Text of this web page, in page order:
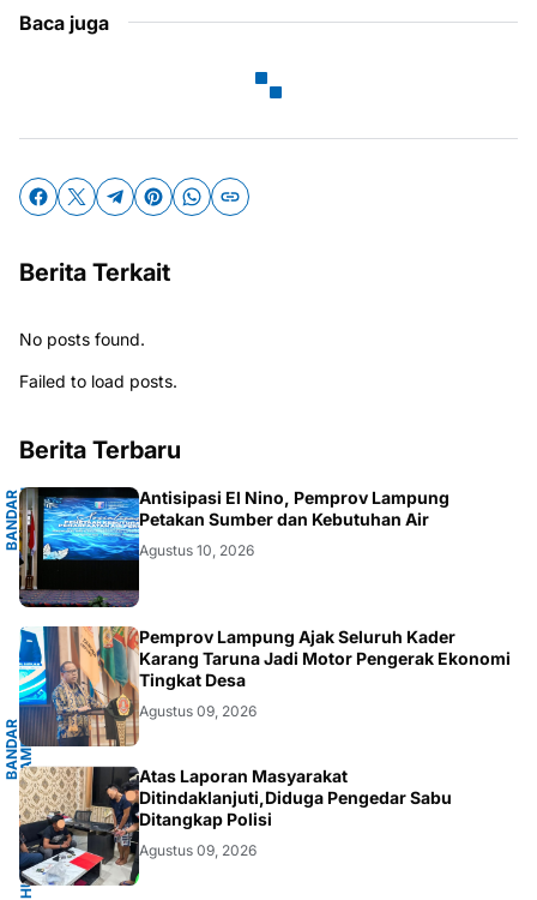
Baca juga
Berita Terkait
No posts found.
Failed to load posts.
Berita Terbaru
B
A
N
D
A
R
L
A
M
P
UN
Antisipasi El Nino, Pemprov Lampung
Petakan Sumber dan Kebutuhan Air
Agustus 10, 2026
B
A
N
D
A
R
L
A
M
P
U
N
G
.
L
A
M
P
U
NG
Pemprov Lampung Ajak Seluruh Kader
Karang Taruna Jadi Motor Pengerak Ekonomi
Tingkat Desa
Agustus 09, 2026
HUKUM/KRIMINAL
Atas Laporan Masyarakat
Ditindaklanjuti,Diduga Pengedar Sabu
Ditangkap Polisi
Agustus 09, 2026